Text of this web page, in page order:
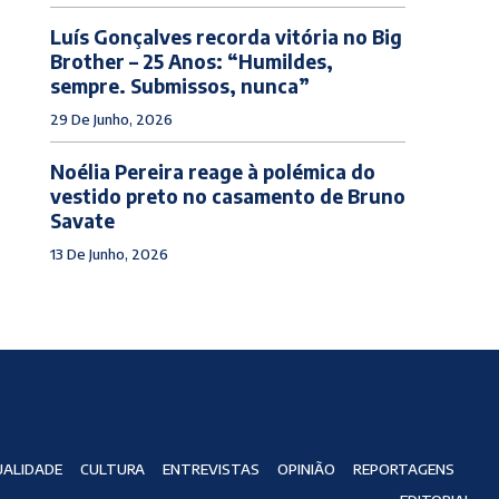
Luís Gonçalves recorda vitória no Big
Brother – 25 Anos: “Humildes,
sempre. Submissos, nunca”
29 De Junho, 2026
Noélia Pereira reage à polémica do
vestido preto no casamento de Bruno
Savate
13 De Junho, 2026
CULTURA ENTREVISTAS OPINIÃO
REPORTAGENS